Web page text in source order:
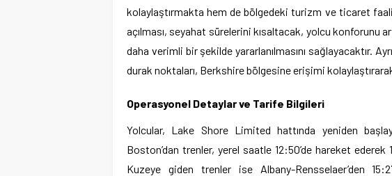
kolaylaştırmakta hem de bölgedeki turizm ve ticaret
açılması, seyahat sürelerini kısaltacak, yolcu konforunu
daha verimli bir şekilde yararlanılmasını sağlayacaktır.
durak noktaları, Berkshire bölgesine erişimi
Operasyonel Detaylar ve Tarife Bilgileri
Yolcular, Lake Shore Limited hattında yeniden
Boston’dan trenler, yerel saatle 12:50’de hareket ederek
Kuzeye giden trenler ise Albany-Rensselaer’den